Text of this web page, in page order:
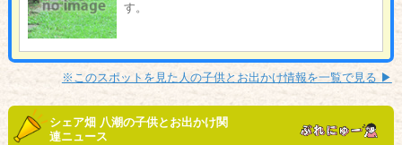
す。
※このスポットを見た人の子供とお出かけ情報を一覧で見る ▶︎
シェア畑 八潮の子供とお出かけ関
連ニュース